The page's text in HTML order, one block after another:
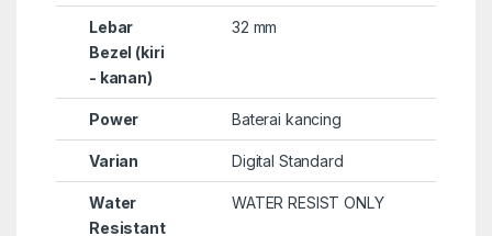
Lebar
Bezel (kiri
- kanan)
32 mm
Power Baterai kancing
Varian Digital Standard
Water
Resistant
WATER RESIST ONLY